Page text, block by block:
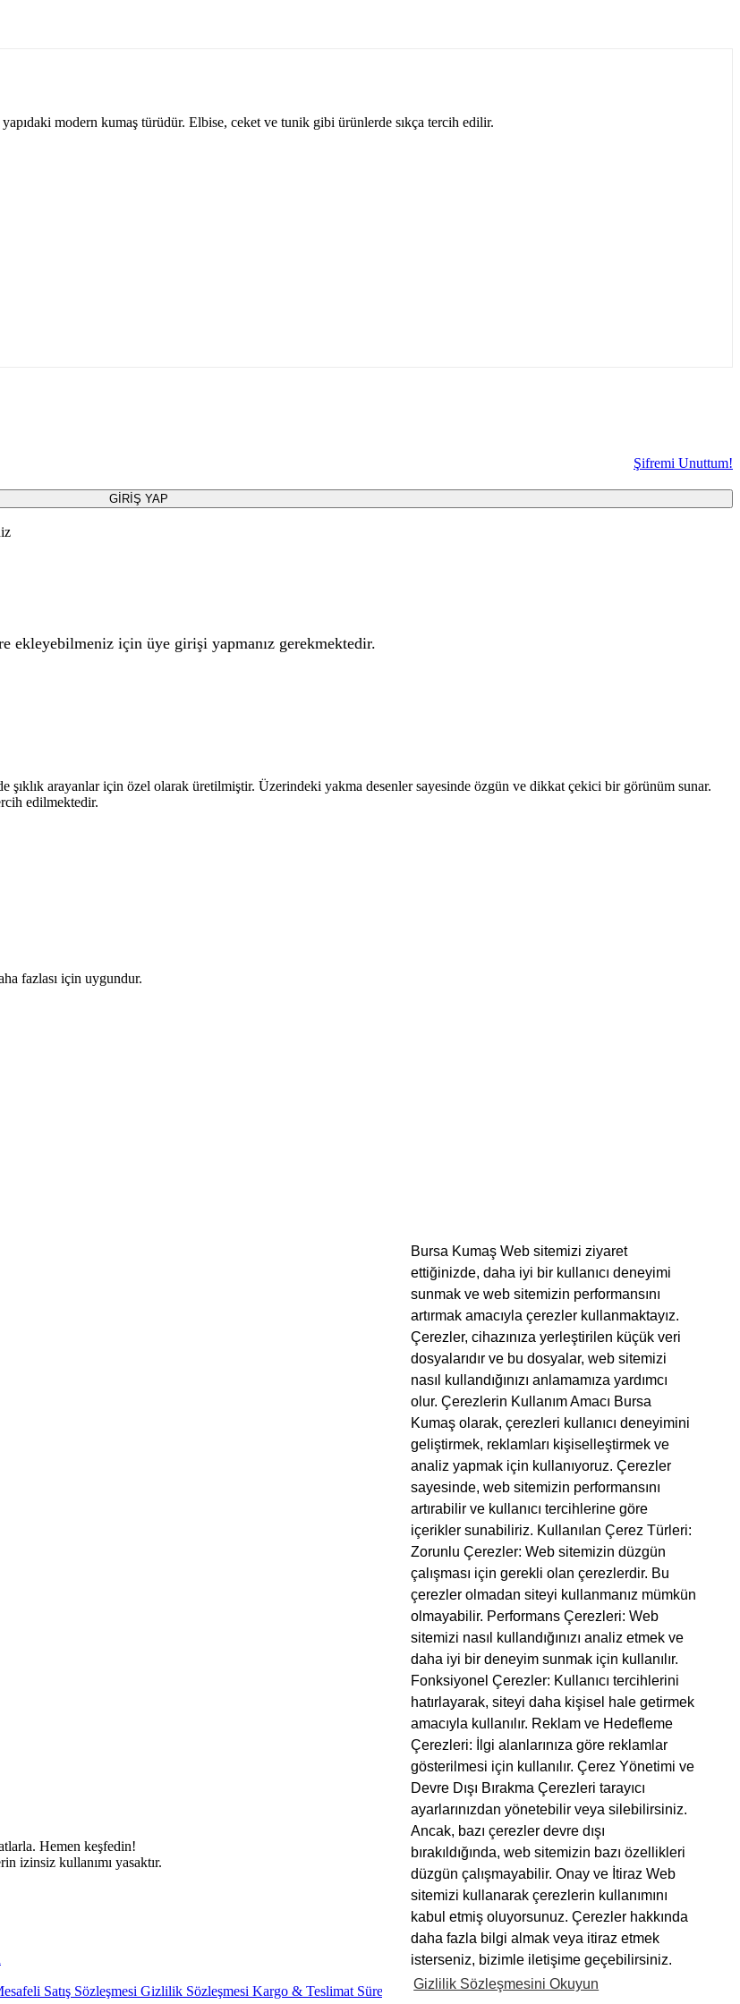
Bursa Kumaş Web sitemizi ziyaret
ettiğinizde, daha iyi bir kullanıcı deneyimi
sunmak ve web sitemizin performansını
artırmak amacıyla çerezler kullanmaktayız.
Çerezler, cihazınıza yerleştirilen küçük veri
dosyalarıdır ve bu dosyalar, web sitemizi
nasıl kullandığınızı anlamamıza yardımcı
olur. Çerezlerin Kullanım Amacı Bursa
Kumaş olarak, çerezleri kullanıcı deneyimini
geliştirmek, reklamları kişiselleştirmek ve
analiz yapmak için kullanıyoruz. Çerezler
sayesinde, web sitemizin performansını
artırabilir ve kullanıcı tercihlerine göre
içerikler sunabiliriz. Kullanılan Çerez Türleri:
Zorunlu Çerezler: Web sitemizin düzgün
çalışması için gerekli olan çerezlerdir. Bu
çerezler olmadan siteyi kullanmanız mümkün
olmayabilir. Performans Çerezleri: Web
sitemizi nasıl kullandığınızı analiz etmek ve
daha iyi bir deneyim sunmak için kullanılır.
Fonksiyonel Çerezler: Kullanıcı tercihlerini
hatırlayarak, siteyi daha kişisel hale getirmek
amacıyla kullanılır. Reklam ve Hedefleme
Çerezleri: İlgi alanlarınıza göre reklamlar
gösterilmesi için kullanılır. Çerez Yönetimi ve
Devre Dışı Bırakma Çerezleri tarayıcı
ayarlarınızdan yönetebilir veya silebilirsiniz.
Ancak, bazı çerezler devre dışı
bırakıldığında, web sitemizin bazı özellikleri
düzgün çalışmayabilir. Onay ve İtiraz Web
sitemizi kullanarak çerezlerin kullanımını
kabul etmiş oluyorsunuz. Çerezler hakkında
daha fazla bilgi almak veya itiraz etmek
isterseniz, bizimle iletişime geçebilirsiniz.
Gizlilik Sözleşmesini Okuyun
modern kumaş türüdür. Elbise, ceket ve tunik gibi ürünlerde sıkça tercih edilir.
Şifremi Unuttum!
GİRİŞ YAP
ekleyebilmeniz için üye girişi yapmanız gerekmektedir.
şıklık arayanlar için özel olarak üretilmiştir. Üzerindeki yakma desenler sayesinde özgün ve dikkat çekici bir görünüm sunar.
edilmektedir.
fazlası için uygundur.
izinsiz kullanımı yasaktır.
Satış Sözleşmesi Gizlilik Sözleşmesi Kargo & Teslimat Süreci